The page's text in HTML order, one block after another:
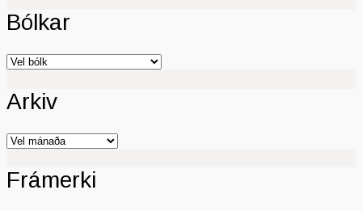
Bólkar
Bólkar
Arkiv
Arkiv
Frámerki